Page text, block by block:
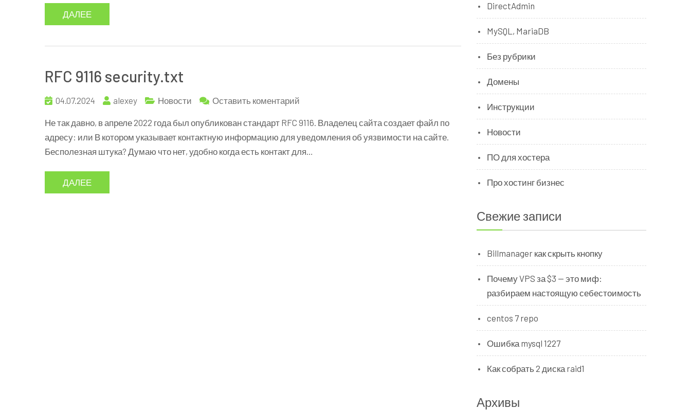
ДАЛЕЕ
RFC 9116 security.txt
04.07.2024 alexey Новости Оставить коментарий
9116
security.txt
Не так давно, в апреле 2022 года был опубликован стандарт RFC 9116. Владелец сайта создает файл по
адресу: или В котором указывает контактную информацию для уведомления об уязвимости на сайте.
Бесполезная штука? Думаю что нет, удобно когда есть контакт для…
ДАЛЕЕ
DirectAdmin
MySQL, MariaDB
Без рубрики
Домены
Инструкции
Новости
ПО для хостера
Про хостинг бизнес
Свежие записи
Billmanager как скрыть кнопку
Почему VPS за $3 — это миф:
разбираем настоящую себестоимость
centos 7 repo
Ошибка mysql 1227
Как собрать 2 диска raid1
Архивы